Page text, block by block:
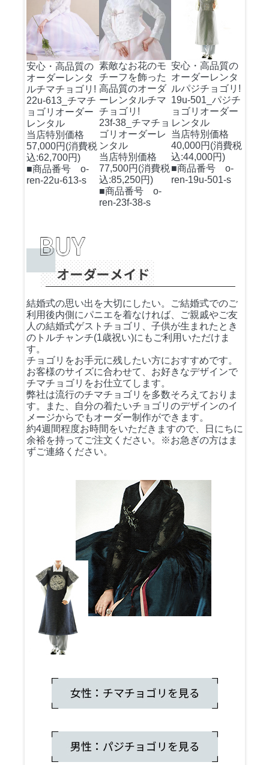
安心・高品質の
オーダーレンタ
ルチマチョゴリ!
22u-613_チマチ
ョゴリオーダー
レンタル
当店特別価格
57,000円(消費税
込:62,700円)
■商品番号 o-
ren-22u-613-s
素敵なお花のモ
チーフを飾った
高品質のオーダ
ーレンタルチマ
チョゴリ!
23f-38_チマチョ
ゴリオーダーレ
ンタル
当店特別価格
77,500円(消費税
込:85,250円)
■商品番号 o-
ren-23f-38-s
安心・高品質の
オーダーレンタ
ルパジチョゴリ!
19u-501_パジチ
ョゴリオーダー
レンタル
当店特別価格
40,000円(消費税
込:44,000円)
■商品番号 o-
ren-19u-501-s
結婚式の思い出を大切にしたい。ご結婚式でのご
利用後内側にパニエを着なければ、ご親戚やご友
人の結婚式ゲストチョゴリ、子供が生まれたとき
のトルチャンチ(1歳祝い)にもご利用いただけま
す。
チョゴリをお手元に残したい方におすすめです。
お客様のサイズに合わせて、お好きなデザインで
チマチョゴリをお仕立てします。
弊社は流行のチマチョゴリを多数そろえておりま
す。また、自分の着たいチョゴリのデザインのイ
メージからでもオーダー制作ができます。
約4週間程度お時間をいただきますので、日にちに
余裕を持ってご注文ください。※お急ぎの方はま
ずご連絡ください。